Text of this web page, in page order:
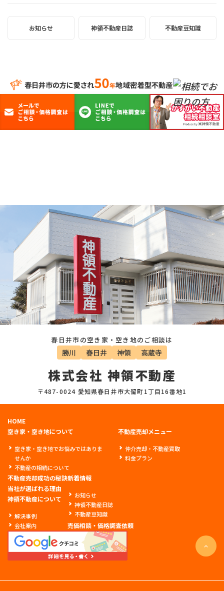
お知らせ 神領不動産日誌 不動産豆知識
春日井市の空き家・空き地のご相談は
勝川 春日井 神領 高蔵寺
株式会社 神領不動産
〒487-0024 愛知県春日井市大留町1丁目16番地1
HOME
空き家・空き地について
空き家・空き地でお悩みではありま
せんか
不動産の相続について
不動産売却メニュー
仲介売却・不動産買取
料金プラン
不動産売却成功の秘訣
当社が選ばれる理由
神領不動産について
解決事例
会社案内
新着情報
お知らせ
神領不動産日誌
不動産豆知識
売価相談・価格調査依頼